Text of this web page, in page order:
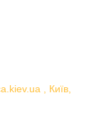
і
, Київ,